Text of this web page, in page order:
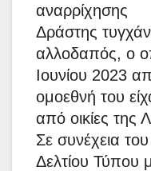
αναρρίχησης
Δράστης
αλλοδαπός, ο
Ιουνίου 2023
ομοεθνή του
από οικίες της
Σε συνέχεια
Δελτίου Τύπου